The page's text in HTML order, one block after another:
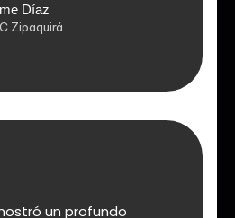
Díaz
Zipaquirá
un profundo